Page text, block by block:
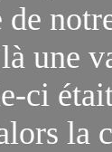
une
ci
la